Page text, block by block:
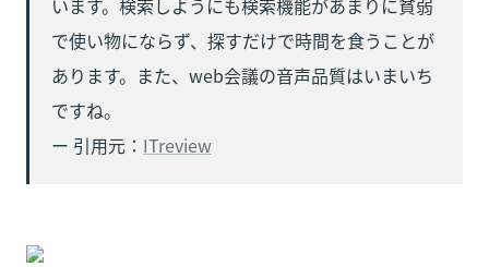
います。検索しようにも検索機能があまりに貧弱
で使い物にならず、探すだけで時間を食うことが
あります。また、web会議の音声品質はいまいち
ですね。
ー 引用元： ITreview